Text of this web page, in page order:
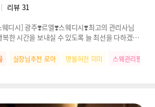
리뷰 31
디시] 광주❣️르엘❣️스웨디시❣️최고의 관리사님
한 시간을 보내실 수 있도록 늘 최선을 다하겠습
실장님추천 로아 명불허전 미미 스웨관리짱 예슬